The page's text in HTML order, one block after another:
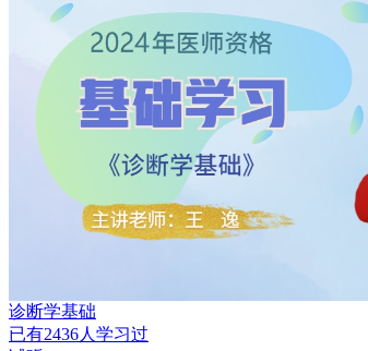
诊断学基础
已有2436人学习过